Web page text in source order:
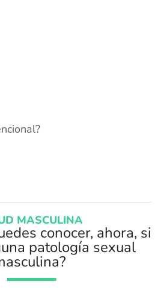
MASCULINA
conocer, ahora, si
patología sexual